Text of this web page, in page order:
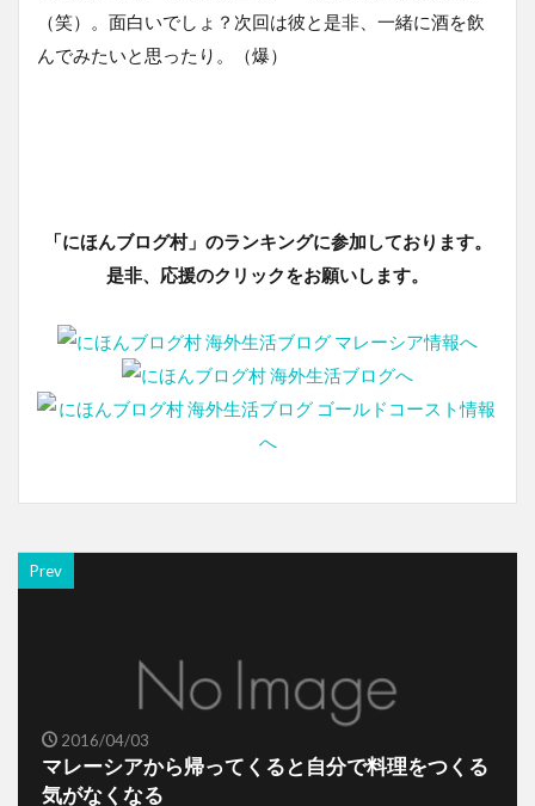
（笑）。面白いでしょ？次回は彼と是非、一緒に酒を飲
んでみたいと思ったり。（爆）
「にほんブログ村」のランキングに参加しております。
是非、応援のクリックをお願いします。
Prev
2016/04/03
マレーシアから帰ってくると自分で料理をつくる
気がなくなる